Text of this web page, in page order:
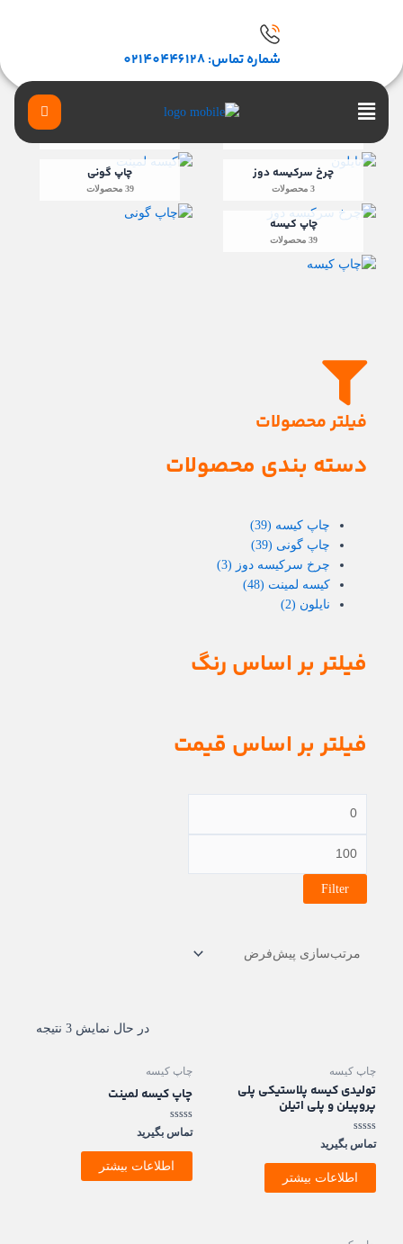
شماره تماس: 02140446128
Main
چرخ سرکیسه دوز
3 محصولات
چاپ گونی
39 محصولات
چاپ کیسه
39 محصولات
فیلتر محصولات
دسته بندی محصولات
چاپ کیسه (39)
چاپ گونی (39)
چرخ سرکیسه دوز (3)
کیسه لمینت (48)
نایلون (2)
فیلتر بر اساس رنگ
فیلتر بر اساس قیمت
Filter
در حال نمایش 3 نتیجه
چاپ کیسه
تولیدی کیسه پلاستیکی پلی
پروپیلن و پلی اتیلن
امتیاز
0
از
تماس بگیرید
اطلاعات بیشتر
چاپ کیسه
چاپ کیسه لمینت
امتیاز
0
از
تماس بگیرید
اطلاعات بیشتر